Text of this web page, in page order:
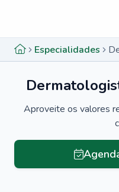
Especialidades
Aproveite os valores